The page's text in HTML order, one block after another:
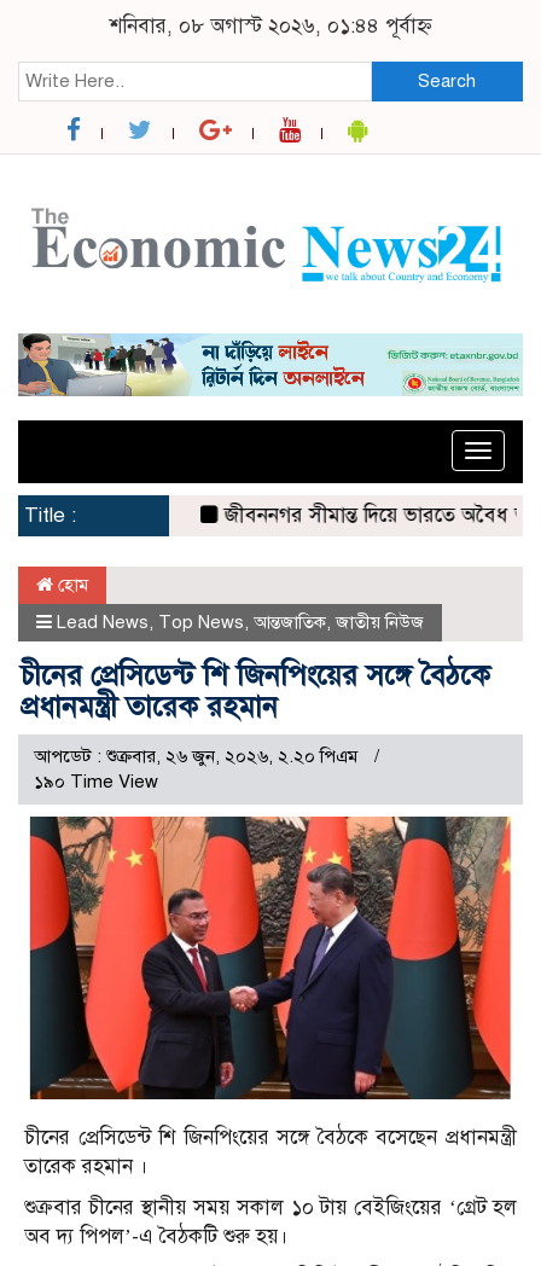
শনিবার, ০৮ অগাস্ট ২০২৬, ০১:৪৪ পূর্বাহ্ন
Search
Toggle
Title :
জীবননগর সীমান্ত দিয়ে ভারতে অবৈধ
হোম
Lead News Top News আন্তজাতিক ,জাতীয় নিউজ
চীনের প্রেসিডেন্ট শি জিনপিংয়ের সঙ্গে বৈঠকে
প্রধানমন্ত্রী তারেক রহমান
আপডেট : শুক্রবার, ২৬ জুন, ২০২৬, ২.২০ পিএম
১৯০ Time View
চীনের প্রেসিডেন্ট শি জিনপিংয়ের সঙ্গে বৈঠকে বসেছেন প্রধানমন্ত্রী
তারেক রহমান ।
শুক্রবার চীনের স্থানীয় সময় সকাল ১০ টায় বেইজিংয়ের ‘গ্রেট হল
অব দ্য পিপল’-এ বৈঠকটি শুরু হয়।